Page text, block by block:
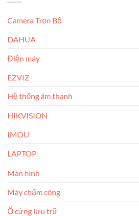
Camera Trọn Bộ
DAHUA
Điện máy
EZVIZ
Hệ thống âm thanh
HIKVISION
IMOU
LAPTOP
Màn hình
Máy chấm công
Ổ cứng lưu trữ